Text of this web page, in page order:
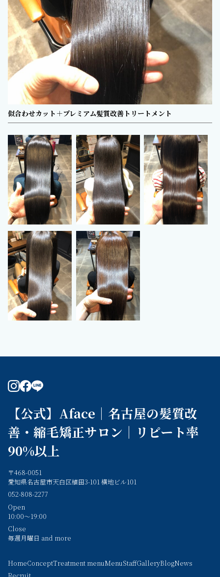
似合わせカット＋プレミアム髪質改善トリートメント
【公式】Aface｜名古屋の髪質改
善・縮毛矯正サロン｜リピート率
90%以上
〒468-0051
愛知県名古屋市天白区植田3-101 横地ビル101
052-808-2277
Open
10:00～19:00
Close
毎週月曜日 and more
HomeConceptTreatment menuMenuStaffGalleryBlogNews